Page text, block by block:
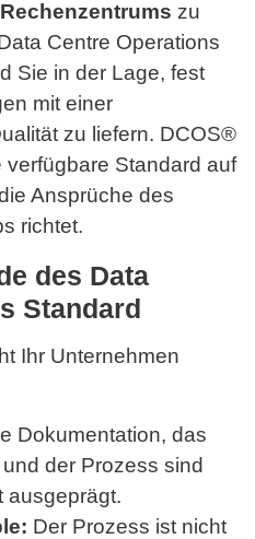
zu
Centre Operations
Sie in der Lage, fest
mit einer
zu liefern. DCOS®
Standard auf
Ansprüche des
richtet.
des Data
Standard
Ihr Unternehmen
Dokumentation, das
der Prozess sind
ausgeprägt.
Der Prozess ist nicht